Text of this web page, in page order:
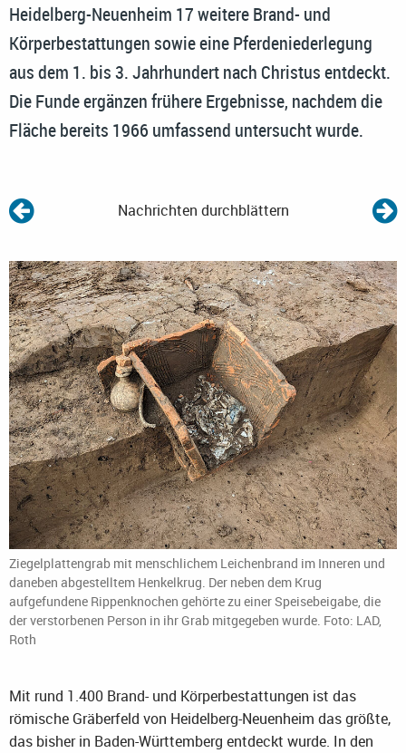
Heidelberg-Neuenheim 17 weitere Brand- und
Körperbestattungen sowie eine Pferdeniederlegung
aus dem 1. bis 3. Jahrhundert nach Christus entdeckt.
Die Funde ergänzen frühere Ergebnisse, nachdem die
Fläche bereits 1966 umfassend untersucht wurde.
Nachrichten durchblättern
Ziegelplattengrab mit menschlichem Leichenbrand im Inneren und
daneben abgestelltem Henkelkrug. Der neben dem Krug
aufgefundene Rippenknochen gehörte zu einer Speisebeigabe, die
der verstorbenen Person in ihr Grab mitgegeben wurde. Foto: LAD,
Roth
Mit rund 1.400 Brand- und Körperbestattungen ist das
römische Gräberfeld von Heidelberg-Neuenheim das größte,
das bisher in Baden-Württemberg entdeckt wurde. In den